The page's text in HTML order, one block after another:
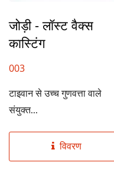
जोड़ी - लॉस्ट वैक्स
कास्टिंग
003
टाइवान से उच्च गुणवत्ता वाले
संयुक्त...
विवरण